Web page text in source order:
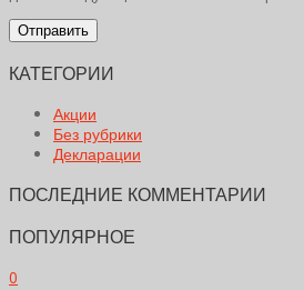
КАТЕГОРИИ
Акции
Без рубрики
Декларации
ПОСЛЕДНИЕ КОММЕНТАРИИ
ПОПУЛЯРНОЕ
0